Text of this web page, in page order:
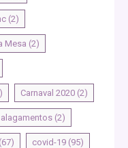
(2)
Mesa (2)
Carnaval 2020 (2)
(2)
(67) covid-19 (95)